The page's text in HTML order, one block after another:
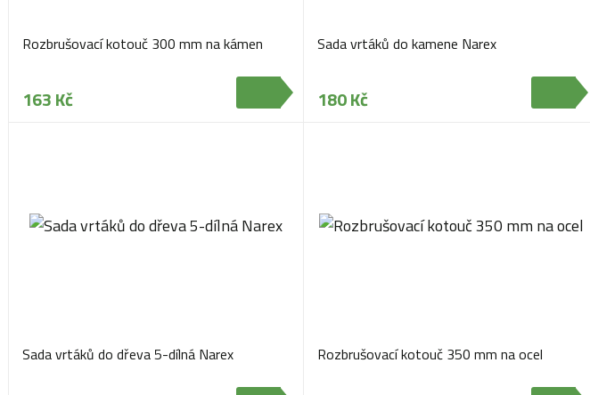
Rozbrušovací kotouč 300 mm na kámen
163 Kč
Sada vrtáků do kamene Narex
180 Kč
Sada vrtáků do dřeva 5-dílná Narex Rozbrušovací kotouč 350 mm na ocel